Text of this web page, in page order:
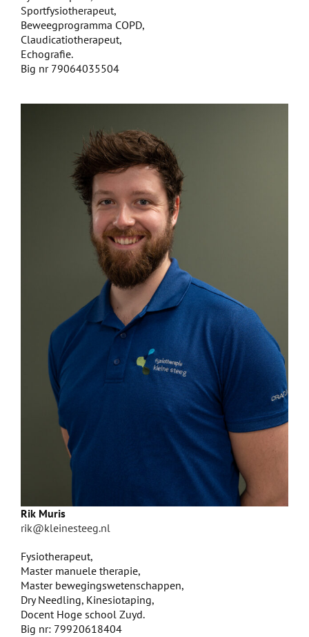
Sportfysiotherapeut,
Beweegprogramma COPD,
Claudicatiotherapeut,
Echografie.
Big nr 79064035504
Rik Muris
rik@kleinesteeg.nl
Fysiotherapeut,
Master manuele therapie,
Master bewegingswetenschappen,
Dry Needling, Kinesiotaping,
Docent Hoge school Zuyd.
Big nr: 79920618404